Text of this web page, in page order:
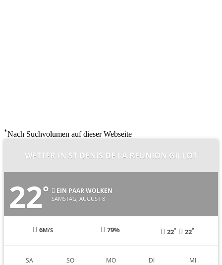
*Nach Suchvolumen auf dieser Webseite
WETTER IN ST DENIS DE LA REUNION GILLOT
22° EIN PAAR WOLKEN
SAMSTAG, AUGUST 8
6M/S 79% 22° 22°
SA SO MO DI MI